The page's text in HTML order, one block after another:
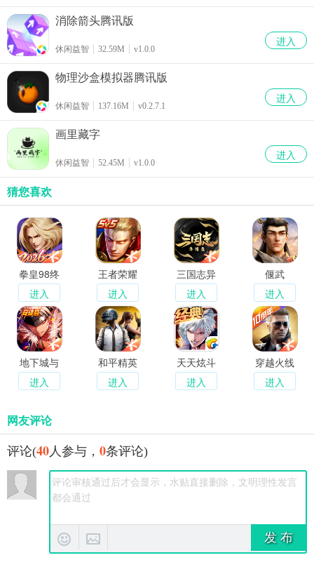
消除箭头腾讯版
休闲益智 32.59M v1.0.0
进入
物理沙盒模拟器腾讯版
休闲益智 137.16M v0.2.7.1
进入
画里藏字
休闲益智 52.45M v1.0.0
进入
猜您喜欢
拳皇98终
极之战OL
进入
王者荣耀
进入
三国志异
闻录
进入
偃武
进入
地下城与
勇士起源
进入
和平精英
进入
天天炫斗
经典重燃
进入
穿越火线
枪战王者
进入
网友评论
评论(40 人参与， 0条评论)
发 布